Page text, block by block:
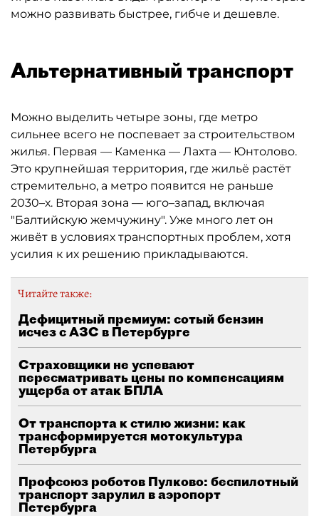
можно развивать быстрее, гибче и дешевле.
Альтернативный транспорт
Можно выделить четыре зоны, где метро
сильнее всего не поспевает за строительством
жилья. Первая — Каменка — Лахта — Юнтолово.
Это крупнейшая территория, где жильё растёт
стремительно, а метро появится не раньше
2030–х. Вторая зона — юго–запад, включая
"Балтийскую жемчужину". Уже много лет он
живёт в условиях транспортных проблем, хотя
усилия к их решению прикладываются.
Читайте также:
Дефицитный премиум: сотый бензин
исчез с АЗС в Петербурге
Страховщики не успевают
пересматривать цены по компенсациям
ущерба от атак БПЛА
От транспорта к стилю жизни: как
трансформируется мотокультура
Петербурга
Профсоюз роботов Пулково: беспилотный
транспорт зарулил в аэропорт
Петербурга